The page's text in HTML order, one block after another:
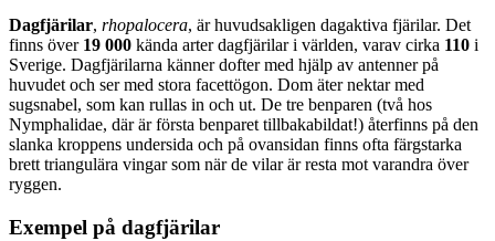
Dagfjärilar, rhopalocera, är huvudsakligen dagaktiva fjärilar. Det
finns över 19 000 kända arter dagfjärilar i världen, varav cirka 110 i
Sverige. Dagfjärilarna känner dofter med hjälp av antenner på
huvudet och ser med stora facettögon. Dom äter nektar med
sugsnabel, som kan rullas in och ut. De tre benparen (två hos
Nymphalidae, där är första benparet tillbakabildat!) återfinns på den
slanka kroppens undersida och på ovansidan finns ofta färgstarka
brett triangulära vingar som när de vilar är resta mot varandra över
ryggen.
Exempel på dagfjärilar